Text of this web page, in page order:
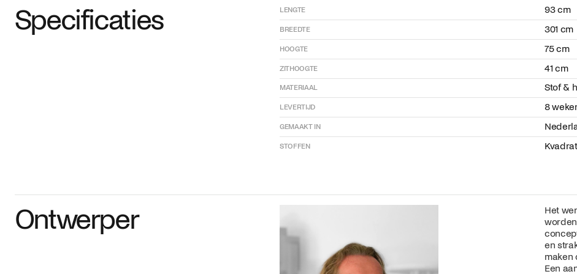
Specificaties LENGTE
BREEDTE
HOOGTE
ZITHOOGTE
MATERIAAL
LEVERTIJD
GEMAAKT IN
STOFFEN
93 cm
301 cm
75 cm
41 cm
Stof &
8
Ontwerper
Het
en
maken
Een